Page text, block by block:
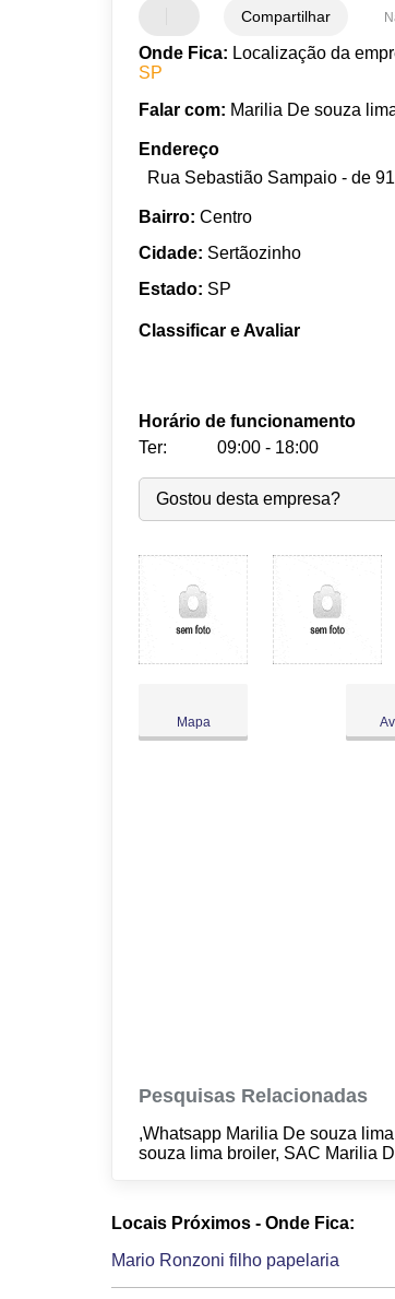
Compartilhar
Onde Fica: Localização da
SP
Falar com: Marilia De souza
Endereço
Rua Sebastião Sampaio - de
Bairro: Centro
Cidade: Sertãozinho
Estado: SP
Classificar e Avaliar
Horário de funcionamento
Ter:
09:00 - 18:00
Seg: 09:00
Ter:
09:00-18:00
09:00 -
Sex:
- 18:00
Sáb:
Fechado
Fechado
Gostou desta empresa?
Mapa
Pesquisas Relacionadas
,Whatsapp Marilia De souza
souza lima broiler, SAC Marilia
Locais Próximos - Onde Fica:
Mario Ronzoni filho papelaria